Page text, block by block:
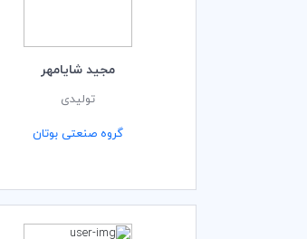
مجید شایامهر
تولیدی
گروه صنعتی بوتان